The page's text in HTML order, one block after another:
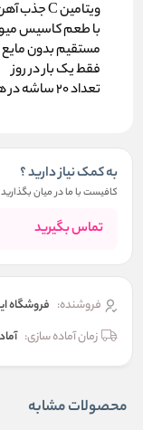
ویتامین C جذب آهن را افزایش می دهد
با طعم کاسیس
مستقیم بدون
فقط یک بار در روز
تعداد 20 ساشه در هر بسته
به کمک نیاز دارید ؟
کافیست با ما در میان
تماس بگیرید
فروشنده: فروشگاه
زمان آماده سازی:
محصولات مشابه